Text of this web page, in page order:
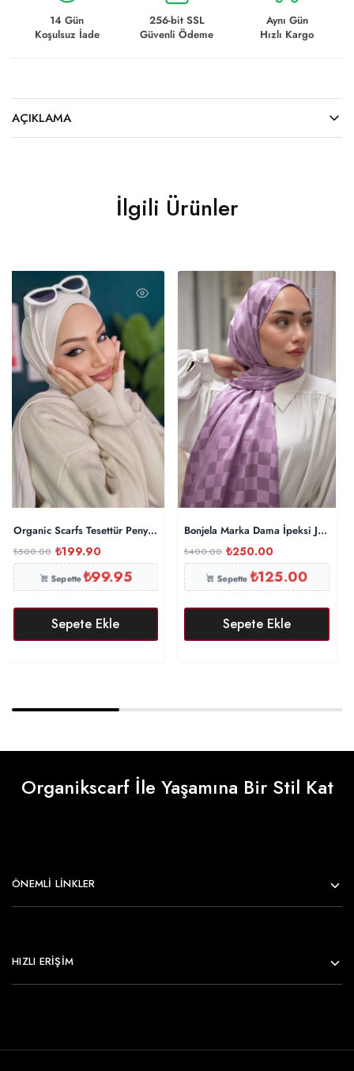
14 Gün
Koşulsuz İade
256-bit SSL
Güvenli Ödeme
Aynı Gün
Hızlı Kargo
AÇIKLAMA
İlgili Ürünler
Organic Scarfs Tesettür Penye Şal Hijap Modeli – Taş
₺500.00 ₺199.90
Sepette₺99.95
Sepete Ekle
Bonjela Marka Dama İpeksi Jakar
₺400.00 ₺250.00
Sepette₺125.00
Sepete Ekle
Organikscarf İle Yaşamına Bir Stil Kat
ÖNEMLI LINKLER
HIZLI ERİŞİM